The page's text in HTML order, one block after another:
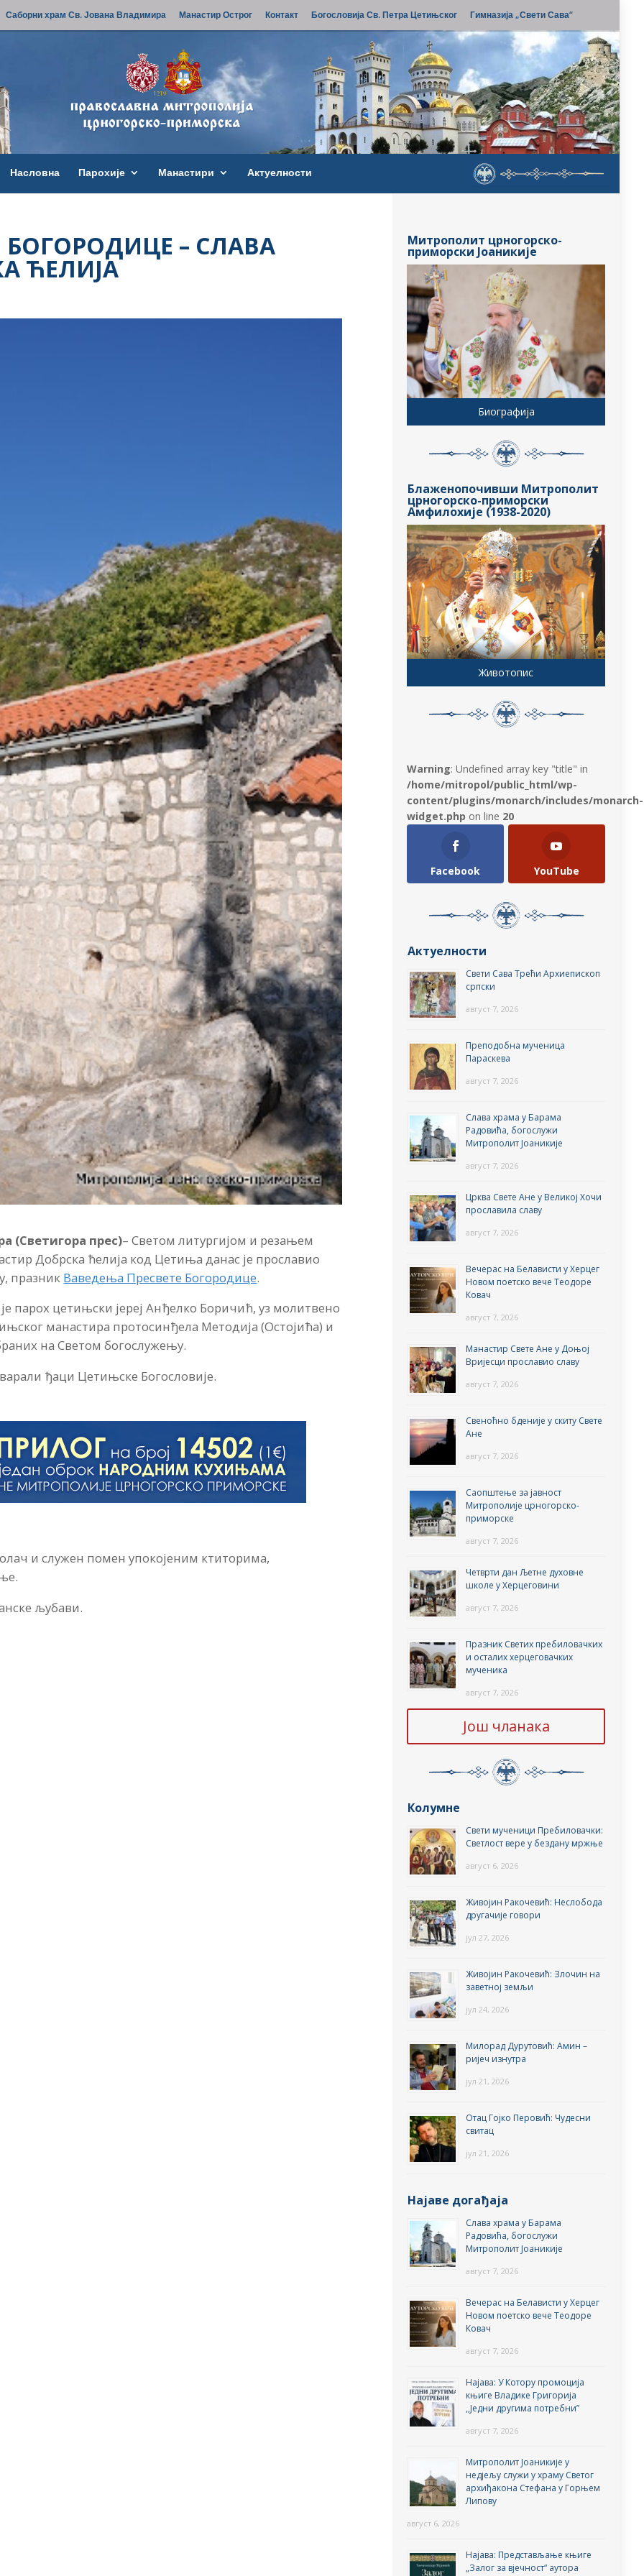
Саборни храм Св. Јована Владимира Манастир Острог Контакт Богословија Св. Петра Цетињског Гимназија „Свети Сава“
Насловна Парохије Манастири Актуелности
БОГОРОДИЦЕ – СЛАВА
ЋЕЛИЈА
(Светигора прес)– Светом литургијом и резањем
Добрска ћелија код Цетиња данас је прославио
празник Ваведења Пресвете Богородице.
парох цетињски јереј Анђелко Боричић, уз молитвено
манастира протосинђела Методија (Остојића) и
на Светом богослужењу.
ђаци Цетињске Богословије.
и служен помен упокојеним ктиторима,
љубави.
Митрополит црногорско-
приморски Јоаникије
Биографија
Блаженопочивши Митрополит
црногорско-приморски
Амфилохије (1938-2020)
Животопис
Warning: Undefined array key "title" in
/home/mitropol/public_html/wp-
content/plugins/monarch/includes/monarch-
widget.php on line 20
Facebook YouTube
Актуелности
Свети Сава Трећи Архиепископ
српски
август 7, 2026
Преподобна мученица
Параскева
август 7, 2026
Слава храма у Барама
Радовића, богослужи
Митрополит Јоаникије
август 7, 2026
Црква Свете Ане у Великој Хочи
прославила славу
август 7, 2026
Вечерас на Белависти у Херцег
Новом поетско вече Теодоре
Ковач
август 7, 2026
Манастир Свете Ане у Доњој
Вријесци прославио славу
август 7, 2026
Свеноћно бденије у скиту Свете
Ане
август 7, 2026
Саопштење за јавност
Митрополије црногорско-
приморске
август 7, 2026
Четврти дан Љетне духовне
школе у Херцеговини
август 7, 2026
Празник Светих пребиловачких
и осталих херцеговачких
мученика
август 7, 2026
Још чланака
Колумне
Свети мученици Пребиловачки:
Светлост вере у бездану мржње
август 6, 2026
Живојин Ракочевић: Неслобода
другачије говори
јул 27, 2026
Живојин Ракочевић: Злочин на
заветној земљи
јул 24, 2026
Милорад Дурутовић: Амин –
ријеч изнутра
јул 21, 2026
Отац Гојко Перовић: Чудесни
свитац
јул 21, 2026
Најаве догађаја
Слава храма у Барама
Радовића, богослужи
Митрополит Јоаникије
август 7, 2026
Вечерас на Белависти у Херцег
Новом поетско вече Теодоре
Ковач
август 7, 2026
Најава: У Котору промоција
књиге Владике Григорија
,,Једни другима потребни”
август 7, 2026
Митрополит Јоаникије у
недјељу служи у храму Светог
архиђакона Стефана у Горњем
Липову
август 6, 2026
Најава: Представљање књиге
„Залог за вјечност“ аутора